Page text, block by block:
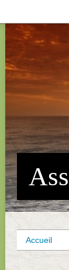
Accueil